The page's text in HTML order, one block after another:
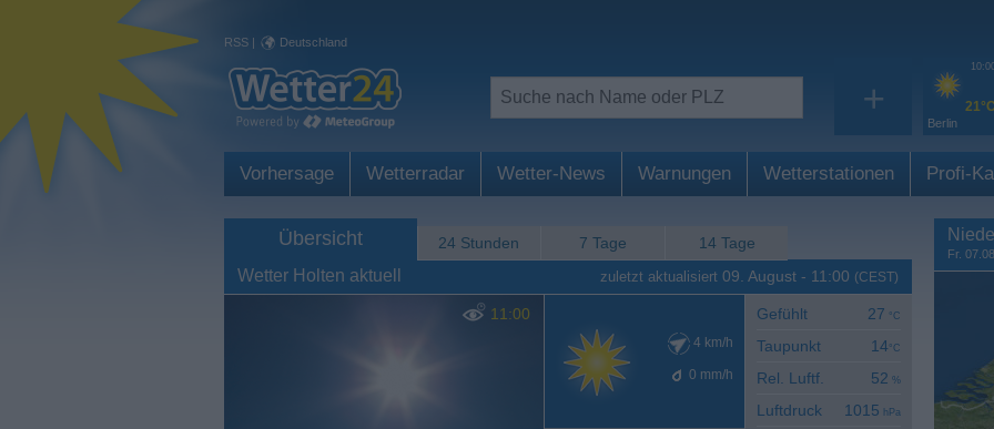
RSS | Deutschland
+ 21°C
Berlin
Vorhersage Wetterradar Wetter-News Warnungen Wetterstationen Profi-
Übersicht 24 Stunden 7 Tage 14 Tage
Wetter Holten aktuell zuletzt aktualisiert 09. August - 11:00 (CEST)
11:00
4 km/h
0 mm/h
Gefühlt 27 °C
Taupunkt 14 °C
Rel. Luftf. 52 %
Luftdruck 1015 hPa
Fr.